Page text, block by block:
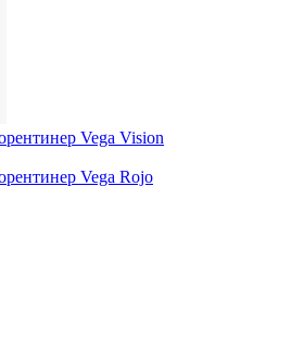
Vega Vision
Vega Rojo